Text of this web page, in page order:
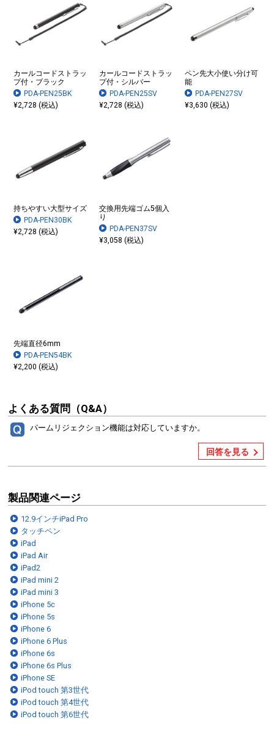
カールコードストラッ
プ付・ブラック
PDA-PEN25BK
¥2,728 (税込)
カールコードストラッ
プ付・シルバー
PDA-PEN25SV
¥2,728 (税込)
ペン先大小使い分け可
能
PDA-PEN27SV
¥3,630 (税込)
持ちやすい大型サイズ
PDA-PEN30BK
¥2,728 (税込)
交換用先端ゴム5個入
り
PDA-PEN37SV
¥3,058 (税込)
先端直径6mm
PDA-PEN54BK
¥2,200 (税込)
よくある質問（Q&A）
パームリジェクション機能は対応していますか。
回答を見る
製品関連ページ
12.9インチiPad Pro
タッチペン
iPad
iPad Air
iPad2
iPad mini 2
iPad mini 3
iPhone 5c
iPhone 5s
iPhone 6
iPhone 6 Plus
iPhone 6s
iPhone 6s Plus
iPhone SE
iPod touch 第3世代
iPod touch 第4世代
iPod touch 第6世代